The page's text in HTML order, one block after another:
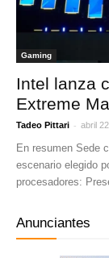
Gaming
Intel lanza
Extreme
Tadeo Pittari - abril
En resumen Sede
escenario elegido
procesadores:
Anunciantes